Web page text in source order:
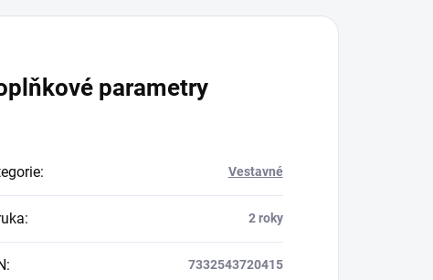
parametry
: Vestavné
: 2 roky
: 7332543720415